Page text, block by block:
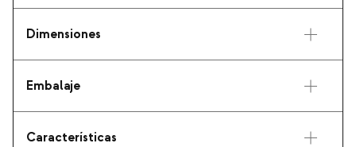
Dimensiones
Embalaje
Características